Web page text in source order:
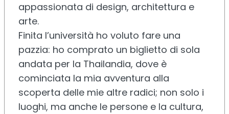
appassionata di design, architettura e
arte.
Finita l’università ho voluto fare una
pazzia: ho comprato un biglietto di sola
andata per la Thailandia, dove è
cominciata la mia avventura alla
scoperta delle mie altre radici; non solo i
luoghi, ma anche le persone e la cultura,